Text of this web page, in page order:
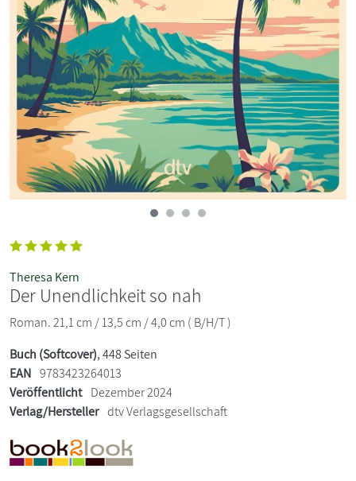
Theresa Kern
Der Unendlichkeit so nah
Roman. 21,1 cm / 13,5 cm / 4,0 cm ( B/H/T )
Buch (Softcover), 448 Seiten
EAN 9783423264013
Veröffentlicht Dezember 2024
Verlag/Hersteller dtv Verlagsgesellschaft